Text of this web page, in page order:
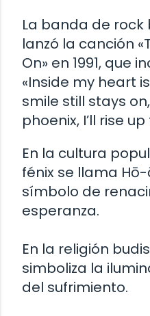
La banda de rock
lanzó la canción
On» en 1991, que
«Inside my heart
smile still stays
phoenix, I’ll rise
En la cultura
fénix se llama
símbolo de
esperanza.
En la religión
simboliza la
del sufrimiento.